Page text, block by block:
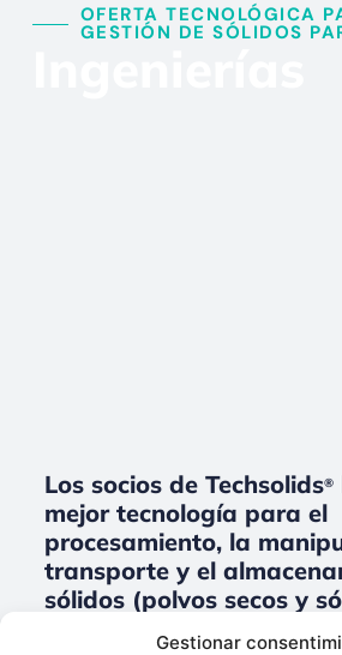
Gestionar
OFERTA TECNOLÓGICA
GESTIÓN DE SÓLIDOS
Los socios de Techsolids®
mejor tecnología para el
procesamiento, la
transporte y el
sólidos (polvos secos y
granel) para Ingenierías.